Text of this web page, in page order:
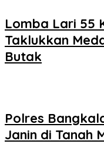
Lomba Lari 55
Taklukkan
Butak
Polres
Janin di Tanah